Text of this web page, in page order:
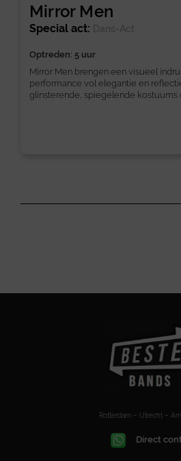
Mirror Men
Special act: Dans-Act
Optreden: 5 uur
Mirror Men brengen een visueel
performance vol elegantie en
glinsterende, spiegelende kostuums
Rotterdam – Utrecht –
Direct